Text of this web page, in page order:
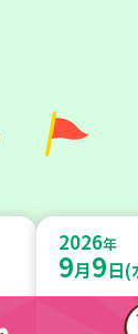
2026年
9月9日(